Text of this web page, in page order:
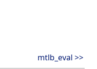
mtlb_eval >>